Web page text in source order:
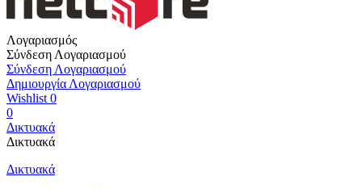
Λογαριασμός
Σύνδεση Λογαριασμού
Σύνδεση Λογαριασμού
Δημιουργία Λογαριασμού
Wishlist 0
0
Δικτυακά
Δικτυακά
Δικτυακά